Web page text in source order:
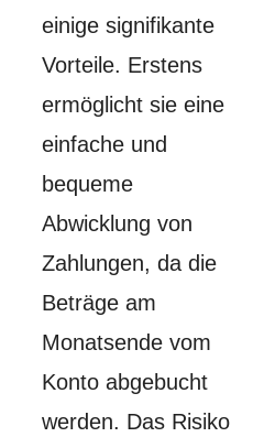
einige signifikante
Vorteile. Erstens
ermöglicht sie eine
einfache und
bequeme
Abwicklung von
Zahlungen, da die
Beträge am
Monatsende vom
Konto abgebucht
werden. Das Risiko